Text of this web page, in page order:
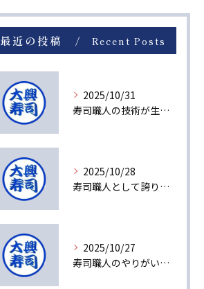
最近の投稿 Recent Posts
2025/10/31
寿司職人の技術が生み出す感動の瞬間
2025/10/28
寿司職人として誇りを持てる理由とは
2025/10/27
寿司職人のやりがいと未来への成長ストーリー